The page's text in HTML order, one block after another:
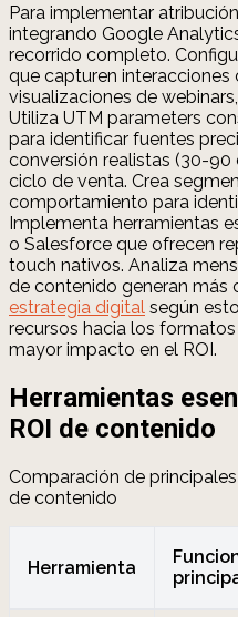
Para implementar
integrando Google
recorrido completo.
que capturen interacciones
visualizaciones de
Utiliza UTM parameters
para identificar fuentes
conversión realistas (30-90
ciclo de venta. Crea
comportamiento para
Implementa herramientas
o Salesforce que ofrecen
touch nativos. Analiza
de contenido generan más
estrategia digital según
recursos hacia los
mayor impacto en el ROI.
Herramientas
ROI de contenido
Comparación de
de contenido
Herramienta